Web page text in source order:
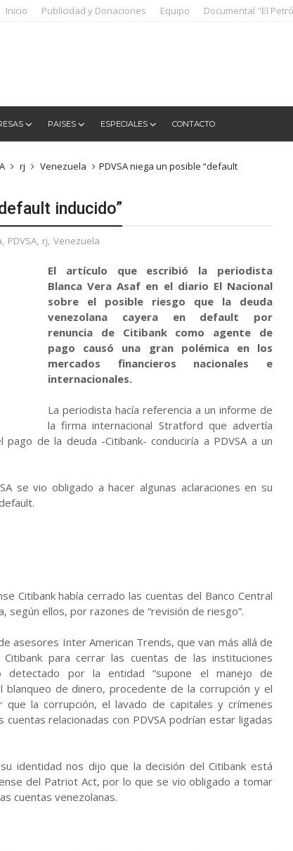
Inicio Publicidad y Donaciones Equipo Documental "El
PAISES ESPECIALES CONTACTO
rj Venezuela
PDVSA niega un posible “default
inducido”
, PDVSA, rj, Venezuela
El artículo que escribió la periodista
Blanca Vera Asaf en el diario El Nacional
sobre el posible riesgo que la deuda
venezolana cayera en default por
renuncia de Citibank como agente de
pago causó una gran polémica en los
mercados financieros nacionales e
internacionales.
La periodista hacía referencia a un informe de
la firma internacional Stratford que advertía
de la deuda -Citibank- conduciría a PDVSA a un
se vio obligado a hacer algunas aclaraciones en su
Citibank había cerrado las cuentas del Banco Central
según ellos, por razones de “revisión de riesgo”.
asesores Inter American Trends, que van más allá de
para cerrar las cuentas de las instituciones
detectado por la entidad “supone el manejo de
blanqueo de dinero, procedente de la corrupción y el
que la corrupción, el lavado de capitales y crímenes
relacionadas con PDVSA podrían estar ligadas
identidad nos dijo que la decisión del Citibank está
del Patriot Act, por lo que se vio obligado a tomar
cuentas venezolanas.